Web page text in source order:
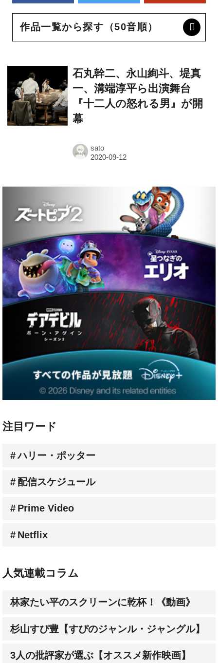
作品一覧から探す（50音順）
石丸幹二、永山絢斗、堤真
一、溝端淳平ら出演舞台
『十二人の怒れる男』が開
幕
sato
注目ワード
ハリー・ポッター
配信スケジュール
Prime Video
Netflix
人気連載コラム
林家たい平のスクリーンに乾杯！《動画》
杉山すぴ豊【すぴのジャンル・ジャングル】
3人の批評家が選ぶ【オススメ新作映画】